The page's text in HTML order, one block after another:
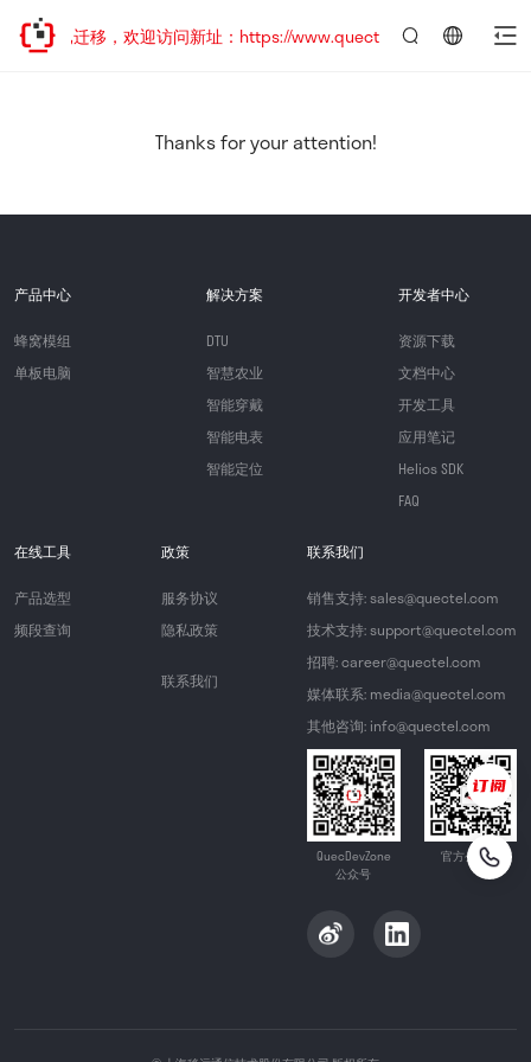
地址已迁移，欢迎访问新址：https://www.quectel.com.cn
Thanks for your attention!
产品中心
蜂窝模组
单板电脑
解决方案
DTU
智慧农业
智能穿戴
智能电表
智能定位
开发者中心
资源下载
文档中心
开发工具
应用笔记
Helios SDK
FAQ
在线工具
产品选型
频段查询
政策
服务协议
隐私政策
联系我们
联系我们
销售支持: sales@quectel.com
技术支持: support@quectel.com
招聘: career@quectel.com
媒体联系: media@quectel.com
其他咨询: info@quectel.com
QuecDevZone
公众号
官方公众号